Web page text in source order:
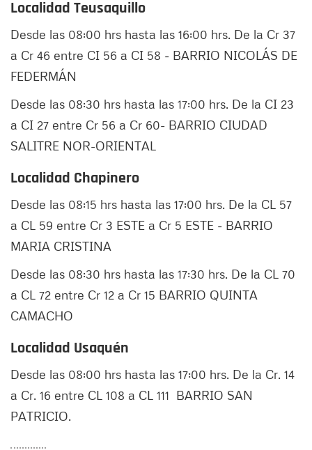
Localidad Teusaquillo
Desde las 08:00 hrs hasta las 16:00 hrs. De la Cr 37
a Cr 46 entre CI 56 a CI 58 - BARRIO NICOLÁS DE
FEDERMÁN
Desde las 08:30 hrs hasta las 17:00 hrs. De la CI 23
a CI 27 entre Cr 56 a Cr 60- BARRIO CIUDAD
SALITRE NOR-ORIENTAL
Localidad Chapinero
Desde las 08:15 hrs hasta las 17:00 hrs. De la CL 57
a CL 59 entre Cr 3 ESTE a Cr 5 ESTE - BARRIO
MARIA CRISTINA
Desde las 08:30 hrs hasta las 17:30 hrs. De la CL 70
a CL 72 entre Cr 12 a Cr 15 BARRIO QUINTA
CAMACHO
Localidad Usaquén
Desde las 08:00 hrs hasta las 17:00 hrs. De la Cr. 14
a Cr. 16 entre CL 108 a CL 111 BARRIO SAN
PATRICIO.